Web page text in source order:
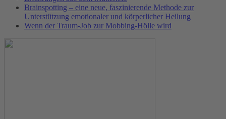
Brainspotting – eine neue, faszinierende Methode zur
Unterstützung emotionaler und körperlicher Heilung
Wenn der Traum-Job zur Mobbing-Hölle wird